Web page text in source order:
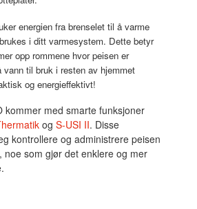
energien fra brenselet til å varme
i ditt varmesystem. Dette betyr
opp rommene hvor peisen er
vann til bruk i resten av hjemmet
og energieffektivt!
kommer med smarte funksjoner
ogS-USI II. Disse
kontrollere og administrere peisen
noe som gjør det enklere og mer